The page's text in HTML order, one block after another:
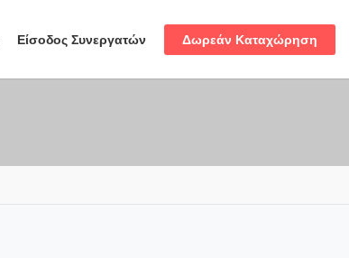
Είσοδος Συνεργατών Δωρεάν Καταχώρηση